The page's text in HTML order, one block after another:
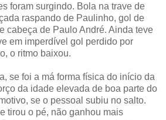
foram surgindo. Bola na trave de
raspando de Paulinho, gol de
cabeça de Paulo André. Ainda teve
em imperdível gol perdido por
o ritmo baixou.
se foi a má forma física do início da
da idade elevada de boa parte do
se o pessoal subiu no salto.
tirou o pé, não ganhou mais